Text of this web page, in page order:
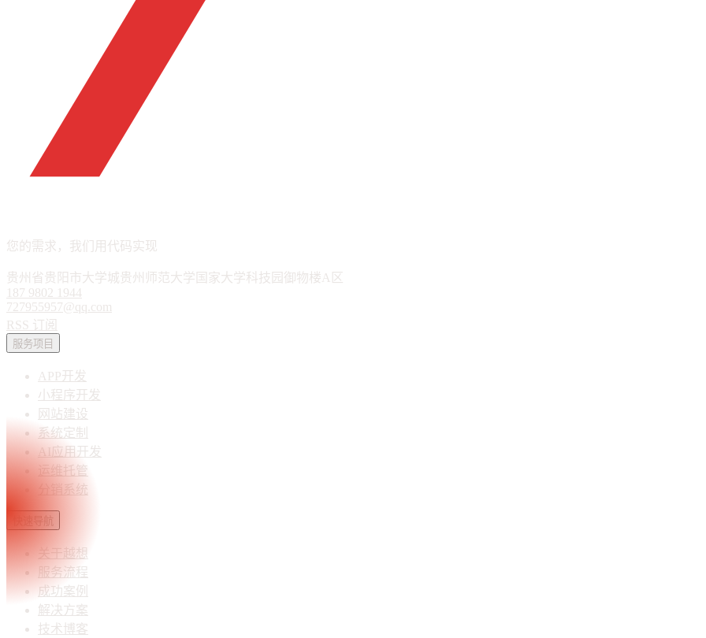
您的需求，我们用代码实现
贵州省贵阳市大学城贵州师范大学国家大学科技园御物楼A区
187 9802 1944
727955957@qq.com
RSS 订阅
服务项目
APP开发
小程序开发
网站建设
系统定制
AI应用开发
运维托管
分销系统
快速导航
关于越想
服务流程
成功案例
解决方案
技术博客